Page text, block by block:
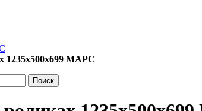
1235х500х699 МАРС
Поиск